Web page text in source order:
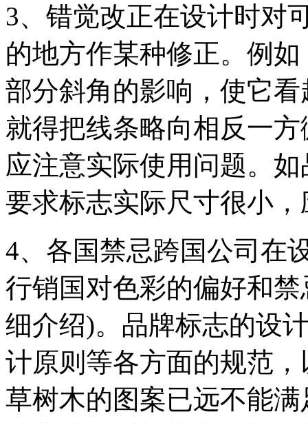
3、错觉改正在设计时对
的地方作某种修正。例
部分斜角的影响，使它
就得把线条略向相反一
应注意实际使用问题。
要求标志实际尺寸很小
4、各国禁忌跨国公司在
行销国对色彩的偏好和
细介绍)。品牌标志的设
计原则等各方面的规范
草树木的图案已远不能